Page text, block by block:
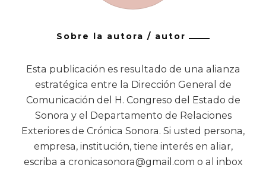
Sobre la autora / autor
Esta publicación es resultado de una alianza
estratégica entre la Dirección General de
Comunicación del H. Congreso del Estado de
Sonora y el Departamento de Relaciones
Exteriores de Crónica Sonora. Si usted persona,
empresa, institución, tiene interés en aliar,
escriba a cronicasonora@gmail.com o al inbox